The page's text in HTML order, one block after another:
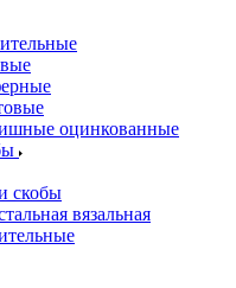
оцинкованные
скобы
вязальная